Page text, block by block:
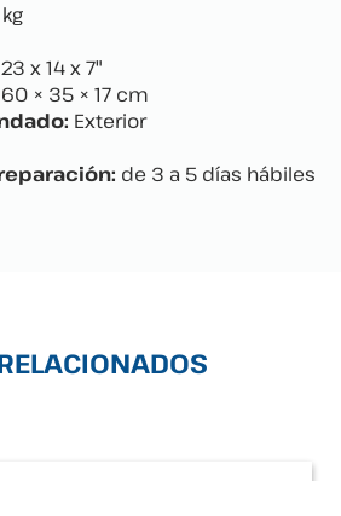
23 x 14 x 7"
60 × 35 × 17 cm
Exterior
de 3 a 5 días hábiles